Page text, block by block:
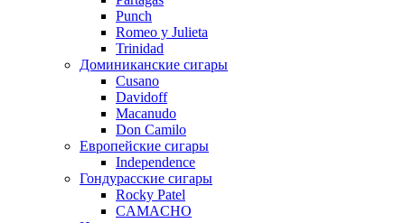
Punch
Romeo y Julieta
Trinidad
Доминиканские сигары
Cusano
Davidoff
Macanudo
Don Camilo
Европейские сигары
Independence
Гондурасские сигары
Rocky Patel
CAMACHO